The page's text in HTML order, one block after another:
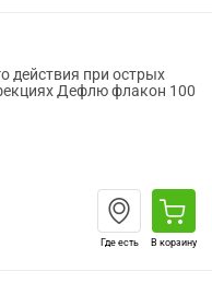
действия при острых
Дефлю флакон 100
Где есть В корзину